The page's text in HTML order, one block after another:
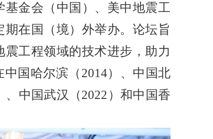
金会（中国）、美中地震工
在国（境）外举办。论坛旨
工程领域的技术进步，助力
国哈尔滨（2014）、中国北
中国武汉（2022）和中国香